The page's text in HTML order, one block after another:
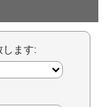
します: